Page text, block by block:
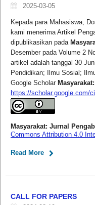
2025-03-05
Kepada para Mahasiswa,
kami menerima Artikel
dipublikasikan pada
Desember pada Volume 2
artikel adalah tanggal 30
Pendidikan; Ilmu Sosial;
Google Scholar
https://scholar.google.com/
Masyarakat: Jurnal
Commons Attribution 4.0
Read More
CALL FOR PAPERS